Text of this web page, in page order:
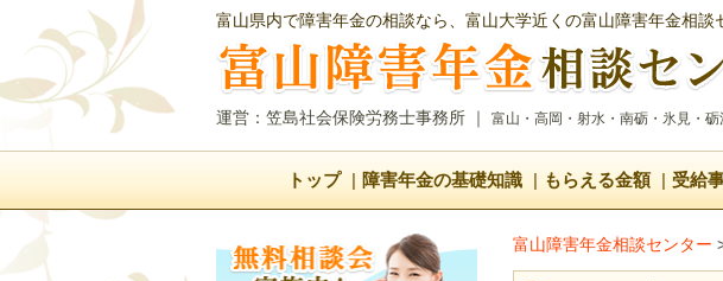
富山県内で障害年金の相談なら、富山大学近くの富山障害年金相談
運営：笠島社会保険労務士事務所 ｜ 富山・高岡・射水・南砺・氷見・
トップ 障害年金の基礎知識 もらえる金額 受給
富山障害年金相談センター